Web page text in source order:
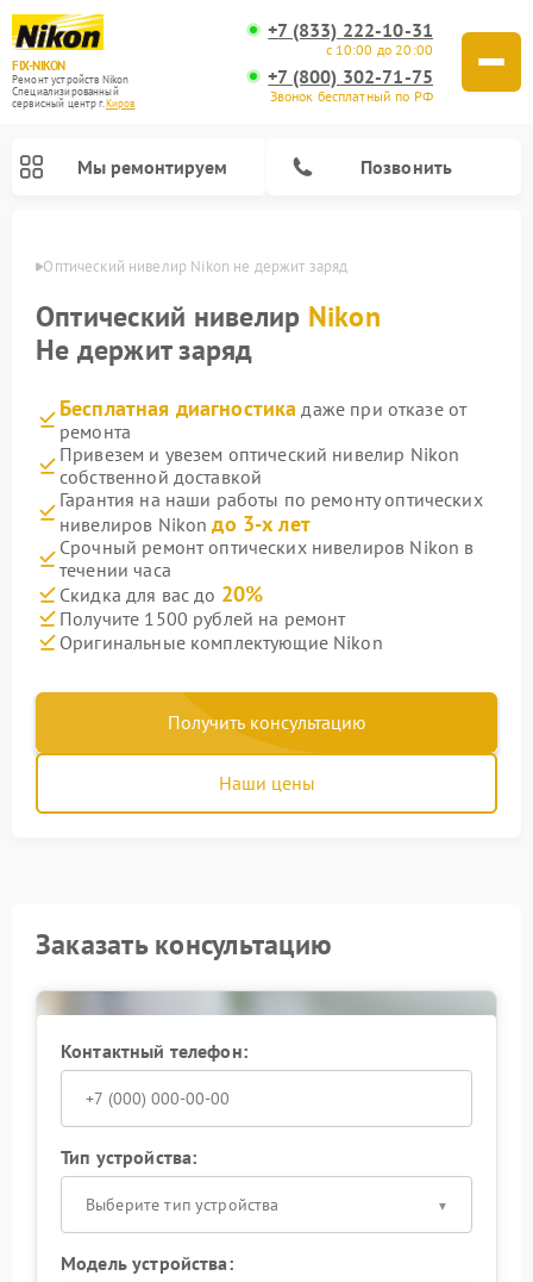
FIX-NIKON
Ремонт устройств Nikon
Специализированный
cервисный центр г.Киров
+7 (833) 222-10-31
с 10:00 до 20:00
+7 (800) 302-71-75
Звонок бесплатный по РФ
Мы ремонтируем Позвонить
Оптический нивелир Nikon не держит заряд
Оптический нивелир Nikon
Не держит заряд
Бесплатная диагностика даже при отказе от
ремонта
Привезем и увезем оптический нивелир Nikon
собственной доставкой
Гарантия на наши работы по ремонту оптических
нивелиров Nikonдо 3-х лет
Срочный ремонт оптических нивелиров Nikon в
течении часа
Скидка для вас до 20%
Получите 1500 рублей на ремонт
Оригинальные комплектующие Nikon
Получить консультацию
Наши цены
Заказать консультацию
Контактный телефон:
Тип устройства:
Выберите тип устройства
Модель устройства: